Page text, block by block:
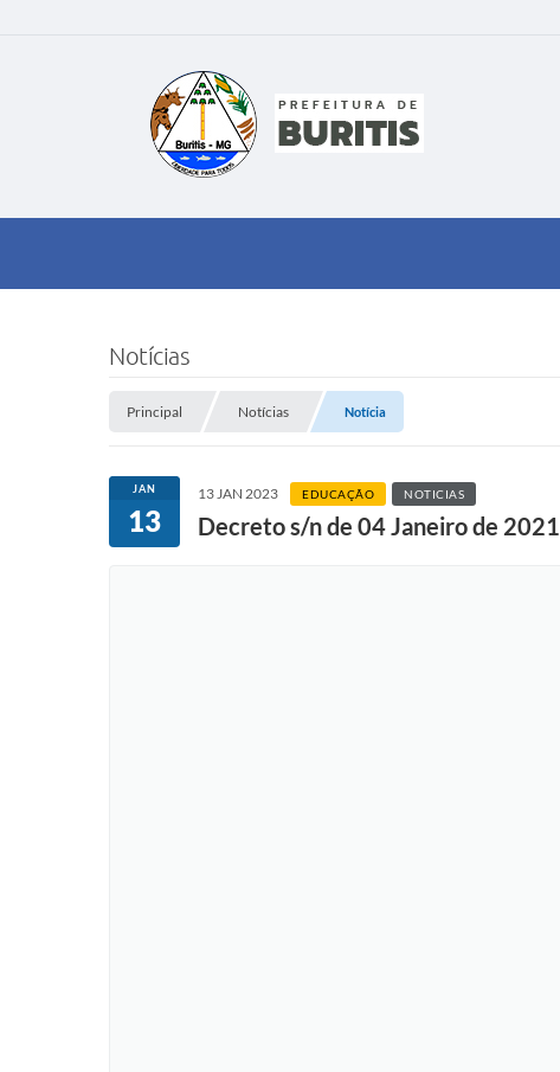
Notícias
Principal Notícias Notícia
JAN
13
13 JAN 2023 EDUCAÇÃO NOTICIAS
Decreto s/n de 04 Janeiro de 2021